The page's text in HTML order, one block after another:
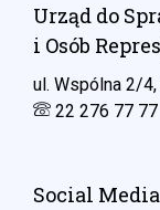
Urząd do
i Osób
ul. Wspólna 2/
22 276 77 77
Social Media